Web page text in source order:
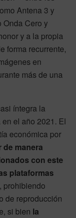
Antena 3 y
Onda Cero y
y a la propia
forma recurrente,
en
más de una
íntegra la
el año 2021. El
económica por
manera
con este
plataformas
prohibiendo
de reproducción
si bien la